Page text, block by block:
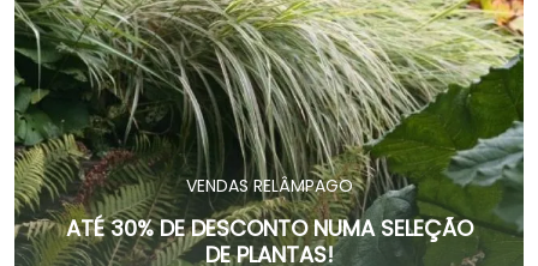
VENDAS RELÂMPAGO
ATÉ 30% DE DESCONTO NUMA SELEÇÃO
DE PLANTAS!